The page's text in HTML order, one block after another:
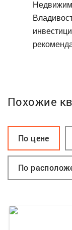
Похожие
По цене
По